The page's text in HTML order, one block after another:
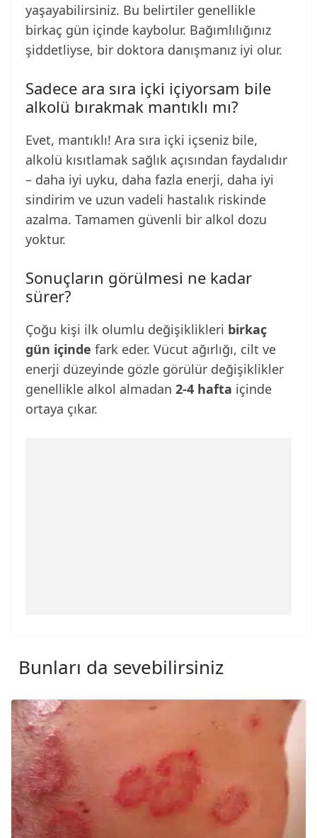
yaşayabilirsiniz. Bu belirtiler genellikle
birkaç gün içinde kaybolur. Bağımlılığınız
şiddetliyse, bir doktora danışmanız iyi olur.
Sadece ara sıra içki içiyorsam bile
alkolü bırakmak mantıklı mı?
Evet, mantıklı! Ara sıra içki içseniz bile,
alkolü kısıtlamak sağlık açısından faydalıdır
– daha iyi uyku, daha fazla enerji, daha iyi
sindirim ve uzun vadeli hastalık riskinde
azalma. Tamamen güvenli bir alkol dozu
yoktur.
Sonuçların görülmesi ne kadar
sürer?
Çoğu kişi ilk olumlu değişiklikleri birkaç
gün içinde fark eder. Vücut ağırlığı, cilt ve
enerji düzeyinde gözle görülür değişiklikler
genellikle alkol almadan 2-4 hafta içinde
ortaya çıkar.
Bunları da sevebilirsiniz